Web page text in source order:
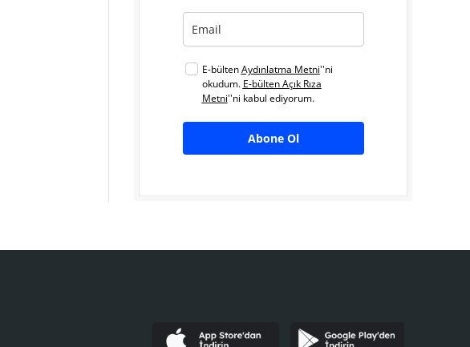
E-bültenAydınlatma Metni''ni
okudum. E-bülten Açık Rıza
Metni''ni kabul ediyorum.
Abone Ol